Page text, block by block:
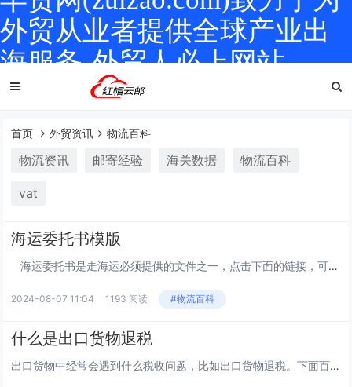
外贸从业者提供全球产业出
海服务-外贸人必上网站
首页 外贸资讯 物流百科
物流资讯 邮寄经验 海关数据 物流百科
vat
海运委托书模版
海运委托书是走海运必须提供的文件之一，点击下面的链接，可直接下载海运委托书模版： /Upload/file/20160131/20160131095325_0726.xls&nbs...
2024-08-07 11:04 1193 阅读 #物流百科
什么是出口货物退税
出口货物中经常会遇到什么税收问题，比如出口货物退税。下面百运网国际物流商城小编今天就来为你讲解下出口退税。 什么是出口退税：出口退税是指在国际贸易中货物输出国对输出境外的货物免征其在本国境内消费时应缴纳的税金或退还其按本国税...